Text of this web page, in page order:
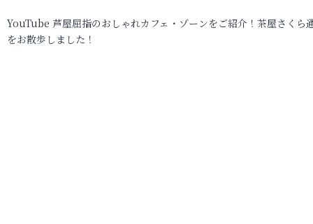
YouTube 芦屋屈指のおしゃれカフェ・ゾーンをご紹介！茶屋さくら
をお散歩しました！